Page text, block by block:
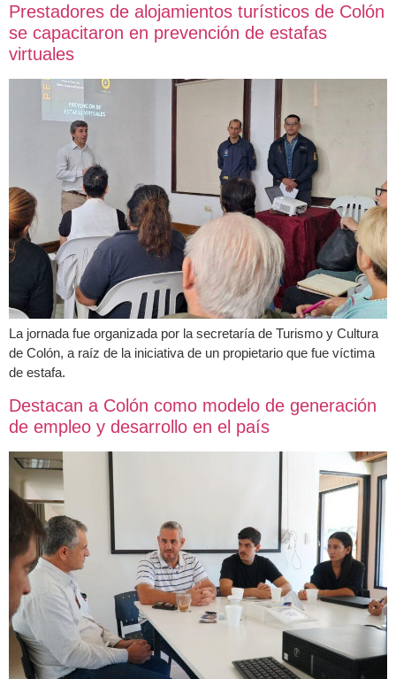
Prestadores de alojamientos turísticos de Colón
se capacitaron en prevención de estafas
virtuales
La jornada fue organizada por la secretaría de Turismo y Cultura
de Colón, a raíz de la iniciativa de un propietario que fue víctima
de estafa.
Destacan a Colón como modelo de generación
de empleo y desarrollo en el país